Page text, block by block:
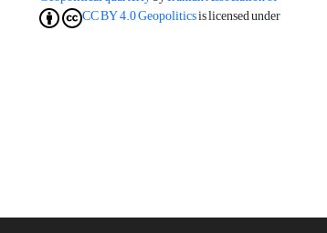
Geopoliticsis licensed under
CC BY 4.0